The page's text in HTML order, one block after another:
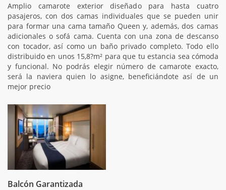
Amplio camarote exterior diseñado para hasta cuatro
pasajeros, con dos camas individuales que se pueden unir
para formar una cama tamaño Queen y, además, dos camas
adicionales o sofá cama. Cuenta con una zona de descanso
con tocador, así como un baño privado completo. Todo ello
distribuido en unos 15,8?m² para que tu estancia sea cómoda
y funcional. No podrás elegir número de camarote exacto,
será la naviera quien lo asigne, beneficiándote así de un
mejor precio
Balcón Garantizada